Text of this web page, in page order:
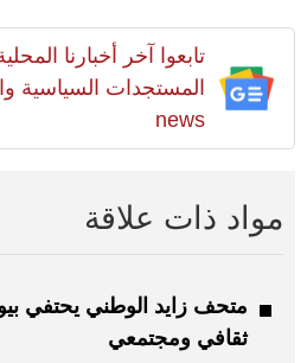
تابعوا آخر أخبارنا
news
مواد ذات علاقة
متحف زايد الوطني يحتفي
ثقافي ومجتمعي